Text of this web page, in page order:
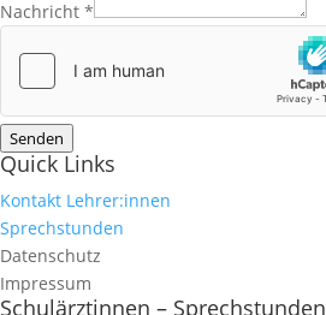
Nachricht *
Senden
Quick Links
Kontakt Lehrer:innen
Sprechstunden
Datenschutz
Impressum
Schulärztinnen – Sprechstunden